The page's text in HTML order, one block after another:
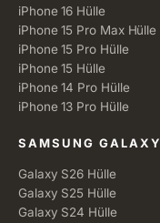
iPhone 16 Hülle
iPhone 15 Pro Max Hülle
iPhone 15 Pro Hülle
iPhone 15 Hülle
iPhone 14 Pro Hülle
iPhone 13 Pro Hülle
SAMSUNG GALAXY
Galaxy S26 Hülle
Galaxy S25 Hülle
Galaxy S24 Hülle